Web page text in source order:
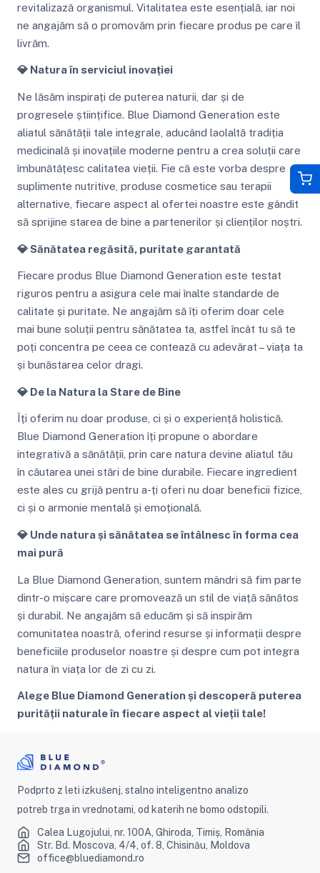
revitalizază organismul. Vitalitatea este esențială, iar noi
ne angajăm să o promovăm prin fiecare produs pe care îl
livrăm.
💎 Natura în serviciul inovației
Ne lăsăm inspirați de puterea naturii, dar și de
progresele științifice. Blue Diamond Generation este
aliatul sănătății tale integrale, aducând laolaltă tradiția
medicinală și inovațiile moderne pentru a crea soluții care
îmbunătățesc calitatea vieții. Fie că este vorba despre
suplimente nutritive, produse cosmetice sau terapii
alternative, fiecare aspect al ofertei noastre este gândit
să sprijine starea de bine a partenerilor și clienților noștri.
💎 Sănătatea regăsită, puritate garantată
Fiecare produs Blue Diamond Generation este testat
riguros pentru a asigura cele mai înalte standarde de
calitate și puritate. Ne angajăm să îți oferim doar cele
mai bune soluții pentru sănătatea ta, astfel încât tu să te
poți concentra pe ceea ce contează cu adevărat – viața ta
și bunăstarea celor dragi.
💎 De la Natura la Stare de Bine
Îți oferim nu doar produse, ci și o experiență holistică.
Blue Diamond Generation îți propune o abordare
integrativă a sănătății, prin care natura devine aliatul tău
în căutarea unei stări de bine durabile. Fiecare ingredient
este ales cu grijă pentru a-ți oferi nu doar beneficii fizice,
ci și o armonie mentală și emoțională.
💎 Unde natura și sănătatea se întâlnesc în forma cea
mai pură
La Blue Diamond Generation, suntem mândri să fim parte
dintr-o mișcare care promovează un stil de viață sănătos
și durabil. Ne angajăm să educăm și să inspirăm
comunitatea noastră, oferind resurse și informații despre
beneficiile produselor noastre și despre cum pot integra
natura în viața lor de zi cu zi.
Alege Blue Diamond Generation și descoperă puterea
purității naturale în fiecare aspect al vieții tale!
Podprto z leti izkušenj, stalno inteligentno analizo
potreb trga in vrednotami, od katerih ne bomo odstopili.
Calea Lugojului, nr. 100A, Ghiroda, Timiș, România
Str. Bd. Moscova, 4/4, of. 8, Chisinău, Moldova
office@bluediamond.ro